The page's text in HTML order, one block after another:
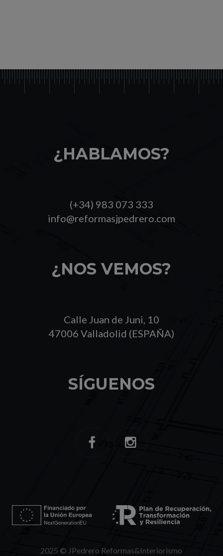
¿HABLAMOS?
(+34) 983 073 333
info@reformasjpedrero.com
¿NOS VEMOS?
Calle Juan de Juni, 10
47006 Valladolid (ESPAÑA)
SÍGUENOS
2025 © JPedrero Reformas&Interiorismo